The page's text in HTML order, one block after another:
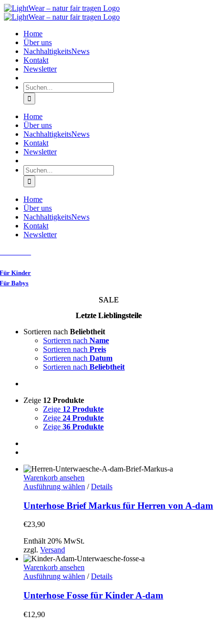
Zum
Inhalt
Home
Über uns
NachhaltigkeitsNews
Kontakt
Newsletter
Suche
nach:
Home
Über uns
NachhaltigkeitsNews
Kontakt
Newsletter
Suche
nach:
Home
Über uns
NachhaltigkeitsNews
Kontakt
Newsletter
Für Kinder
Für Babys
SALE
Letzte Lieblingsteile
Sortieren nach Beliebtheit
Sortieren nach Name
Sortieren nach Preis
Sortieren nach Datum
Sortieren nach Beliebtheit
Zeige 12 Produkte
Zeige 12 Produkte
Zeige 24 Produkte
Zeige 36 Produkte
Warenkorb ansehen
Ausführung wählen Dieses
weist
mehrere
können
der
gewählt
werden
/ Details
Unterhose Brief Markus für Herren von A-dam
€23,90
Enthält 20% MwSt.
zzgl. Versand
Warenkorb ansehen
Ausführung wählen Dieses
weist
mehrere
/ Details
Unterhose Fosse für Kinder A-dam
€12,90